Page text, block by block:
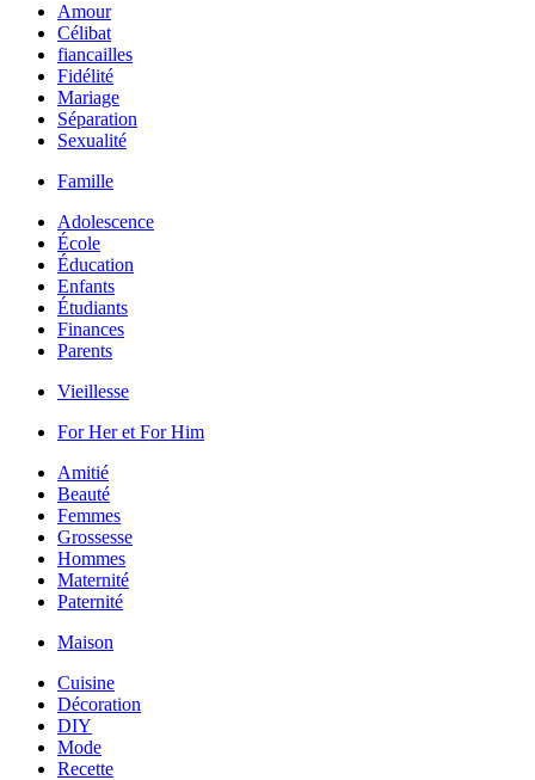
Amour
Célibat
fiancailles
Fidélité
Mariage
Séparation
Sexualité
Famille
Adolescence
École
Éducation
Enfants
Étudiants
Finances
Parents
Vieillesse
For Her et For Him
Amitié
Beauté
Femmes
Grossesse
Hommes
Maternité
Paternité
Maison
Cuisine
Décoration
DIY
Mode
Recette